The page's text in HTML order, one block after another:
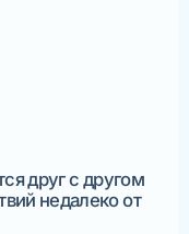
друг с другом
недалеко от